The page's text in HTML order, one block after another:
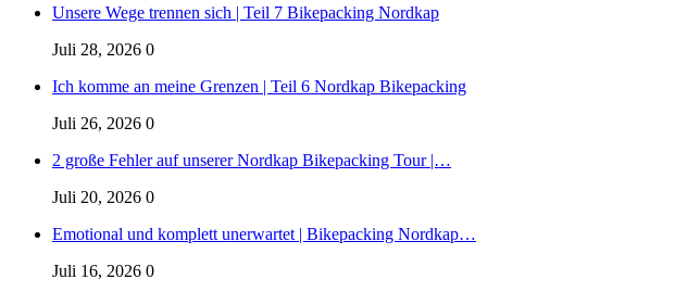
Unsere Wege trennen sich | Teil 7 Bikepacking Nordkap
Juli 28, 2026 0
Ich komme an meine Grenzen | Teil 6 Nordkap Bikepacking
Juli 26, 2026 0
2 große Fehler auf unserer Nordkap Bikepacking Tour |…
Juli 20, 2026 0
Emotional und komplett unerwartet | Bikepacking Nordkap…
Juli 16, 2026 0